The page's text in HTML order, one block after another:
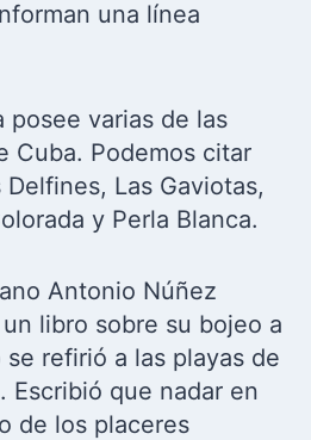
una línea
posee varias de las
Cuba. Podemos citar
Las Gaviotas,
y Perla Blanca.
Antonio Núñez
libro sobre su bojeo a
refirió a las playas de
Escribió que nadar en
de los placeres